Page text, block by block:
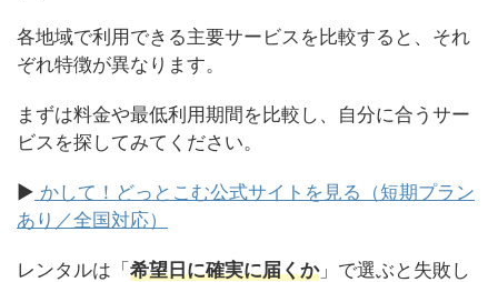
各地域で利用できる主要サービスを比較すると、それ
ぞれ特徴が異なります。
まずは料金や最低利用期間を比較し、自分に合うサー
ビスを探してみてください。
▶ かして！どっとこむ公式サイトを見る（短期プラン
あり／全国対応）
レンタルは「希望日に確実に届くか」で選ぶと失敗し